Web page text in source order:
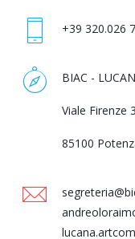
+39 320.026
BIAC -
Viale Firenze
85100